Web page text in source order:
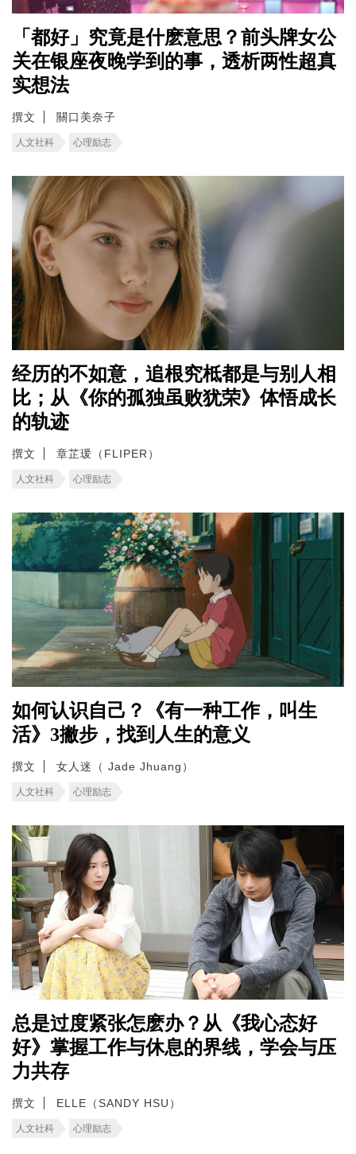
「都好」究竟是什麽意思？前头牌女公
关在银座夜晚学到的事，透析两性超真
实想法
撰文 關口美奈子
人文社科 心理励志
经历的不如意，追根究柢都是与别人相
比；从《你的孤独虽败犹荣》体悟成长
的轨迹
撰文 章芷瑗（FLIPER）
人文社科 心理励志
如何认识自己？《有一种工作，叫生
活》3撇步，找到人生的意义
撰文 女人迷（ Jade Jhuang）
人文社科 心理励志
总是过度紧张怎麽办？从《我心态好
好》掌握工作与休息的界线，学会与压
力共存
撰文 ELLE（SANDY HSU）
人文社科 心理励志